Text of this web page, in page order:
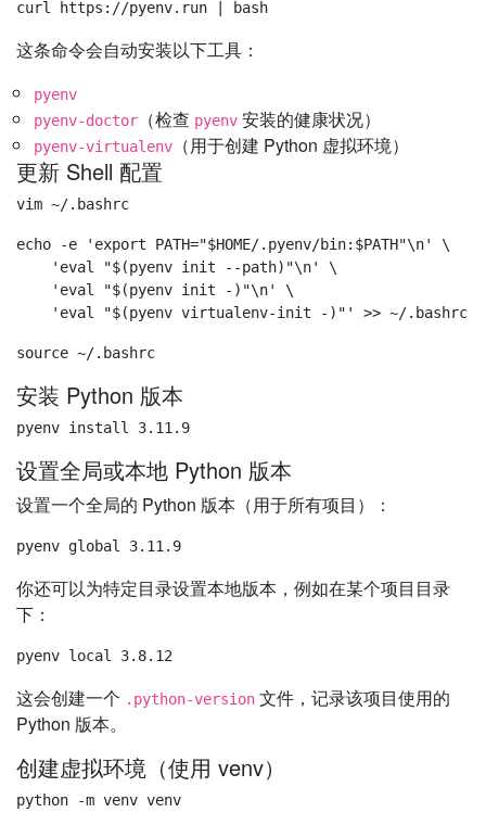
这条命令会自动安装以下工具：
pyenv
pyenv-doctor
（检查 pyenv 安装的健康状况）
pyenv-virtualenv （用于创建 Python 虚拟环境）
更新 Shell 配置
echo -e 'export PATH="$HOME/.pyenv/bin:$PATH"\n' \
    'eval "$(pyenv init --path)"\n' \
    'eval "$(pyenv init -)"\n' \
安装 Python 版本
设置全局或本地 Python 版本
设置一个全局的 Python 版本（用于所有项目）：
你还可以为特定目录设置本地版本，例如在某个项目目录
下：
这会创建一个 .python-version 文件，记录该项目使用的
Python 版本。
创建虚拟环境（使用 venv）